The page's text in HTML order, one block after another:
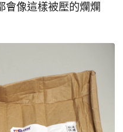
會像這樣被壓的爛爛